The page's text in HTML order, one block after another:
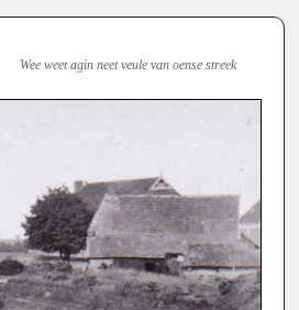
Wee weet agin neet veule van oense streek